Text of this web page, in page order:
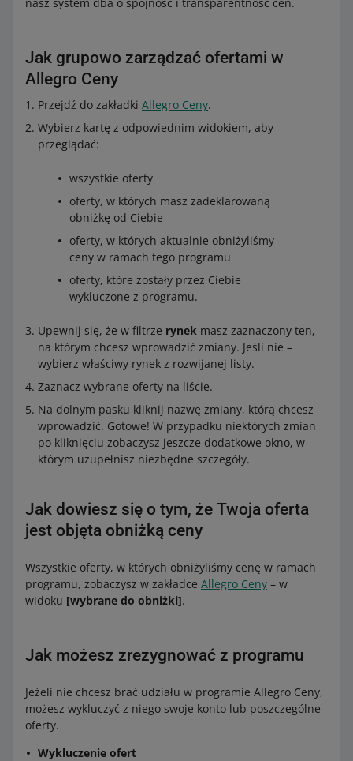
Jak grupowo zarządzać ofertami w
Allegro Ceny
Przejdź do zakładki Allegro Ceny.
Wybierz kartę z odpowiednim widokiem, aby
przeglądać:
wszystkie oferty
oferty, w których masz zadeklarowaną
obniżkę od Ciebie
oferty, w których aktualnie obniżyliśmy
ceny w ramach tego programu
oferty, które zostały przez Ciebie
wykluczone z programu.
Upewnij się, że w filtrze rynek masz zaznaczony ten,
na którym chcesz wprowadzić zmiany. Jeśli nie –
wybierz właściwy rynek z rozwijanej listy.
Zaznacz wybrane oferty na liście.
Na dolnym pasku kliknij nazwę zmiany, którą chcesz
wprowadzić. Gotowe! W przypadku niektórych zmian
po kliknięciu zobaczysz jeszcze dodatkowe okno, w
którym uzupełnisz niezbędne szczegóły.
Jak dowiesz się o tym, że Twoja oferta
jest objęta obniżką ceny
Wszystkie oferty, w których obniżyliśmy cenę w ramach
programu, zobaczysz w zakładce Allegro Ceny – w
widoku [wybrane do obniżki].
Jak możesz zrezygnować z programu
Jeżeli nie chcesz brać udziału w programie Allegro Ceny,
możesz wykluczyć z niego swoje konto lub poszczególne
oferty.
Wykluczenie ofert